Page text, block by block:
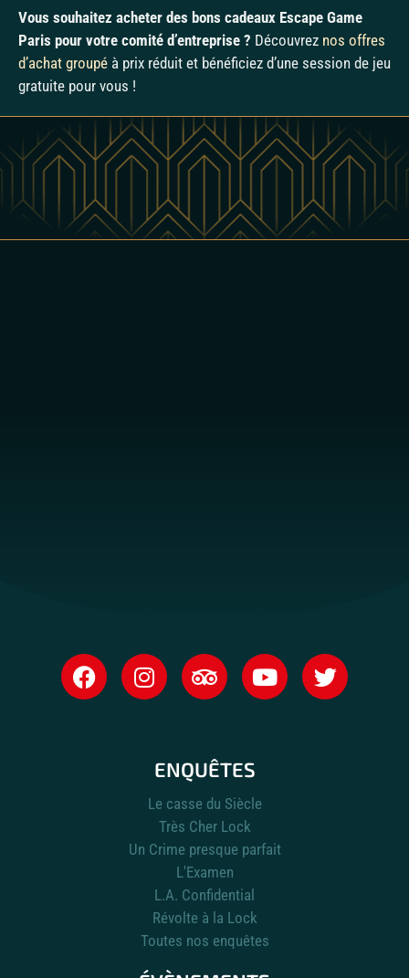
Vous souhaitez acheter des bons cadeaux Escape Game
Paris pour votre comité d’entreprise ? Découvrez nos offres
d’achat groupé à prix réduit et bénéficiez d’une session de jeu
gratuite pour vous !
ENQUÊTES
Le casse du Siècle
Très Cher Lock
Un Crime presque parfait
L'Examen
L.A. Confidential
Révolte à la Lock
Toutes nos enquêtes